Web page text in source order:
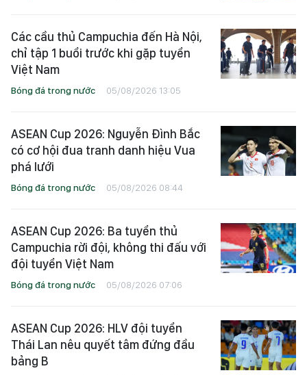
Các cầu thủ Campuchia đến Hà Nội,
chỉ tập 1 buổi trước khi gặp tuyển
Việt Nam
Bóng đá trong nước 05/08/2026 13:05
ASEAN Cup 2026: Nguyễn Đình Bắc
có cơ hội đua tranh danh hiệu Vua
phá lưới
Bóng đá trong nước 05/08/2026 08:44
ASEAN Cup 2026: Ba tuyển thủ
Campuchia rời đội, không thi đấu với
đội tuyển Việt Nam
Bóng đá trong nước 05/08/2026 07:06
ASEAN Cup 2026: HLV đội tuyển
Thái Lan nêu quyết tâm đứng đầu
bảng B